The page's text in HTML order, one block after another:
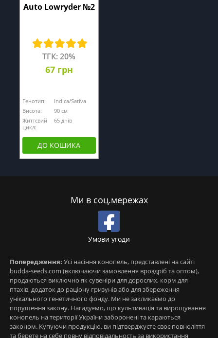
Auto Lowryder №2
ТГК: 20%
67 грн
Генотип:
Indica/Sativa
Висота:
90 см
Життєвий
цикл:
65 днів
ДО КОШИКА
Ми в соц.мережах
Умови угоди
Попередження: Усі насіння конопель, представлені на сайті
budda-seeds.com (включаючи замовлення вроздріб та оптом),
продаються виключно як сувеніри для дорослих, корм для
птахів, додаток до раціону гризунів або для збереження
унікального генетичного фонду. Ми не закликаємо до
порушення закону. Нагадуємо, що культивація та вирощування
конопель на території України заборонені та караються
законом. Купуючи продукцію, ви підтверджуєте своє повноліття
та берете на себе повну відповідальность за використання